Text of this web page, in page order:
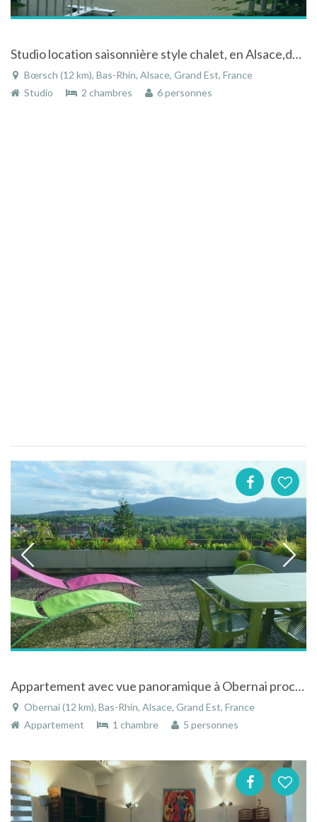
Studio location saisonnière style chalet, en Alsace,dans écrin forestier avec piscine et 3 tennis
Bœrsch (12 km), Bas-Rhin, Alsace, Grand Est, France
Studio
2 chambres 6 personnes
Appartement avec vue panoramique à Obernai proche Strasbourg
Obernai (12 km), Bas-Rhin, Alsace, Grand Est, France
Appartement
1 chambre 5 personnes